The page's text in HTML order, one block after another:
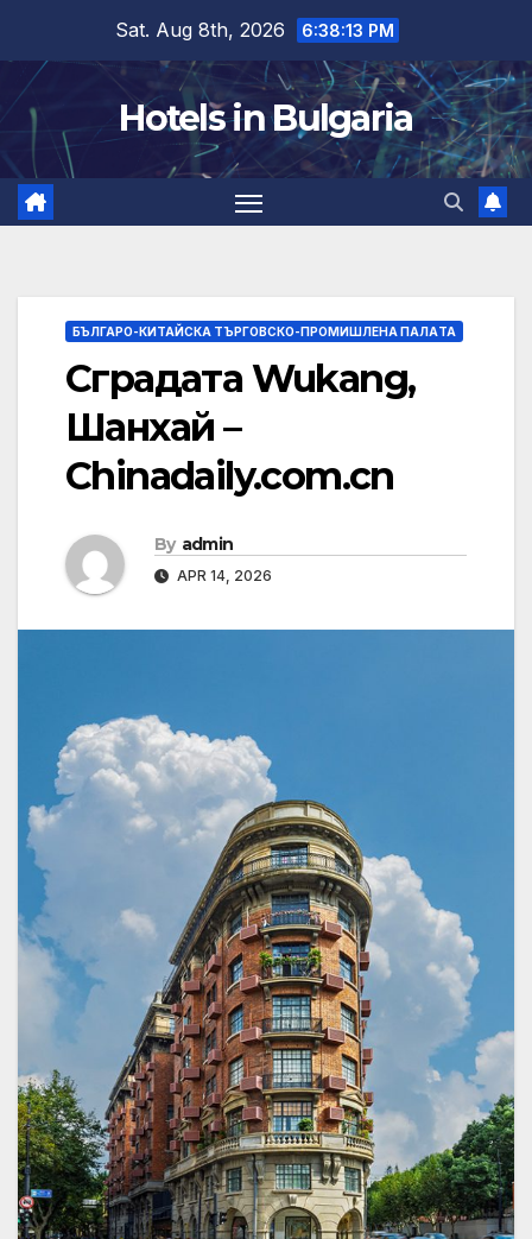
content
Sat. Aug 8th, 2026 6:38:14 PM
Hotels in Bulgaria
БЪЛГАРО-КИТАЙСКА ТЪРГОВСКО-ПРОМИШЛЕНА ПАЛAТА
Сградата Wukang,
Шанхай –
Chinadaily.com.cn
By admin
APR 14, 2026